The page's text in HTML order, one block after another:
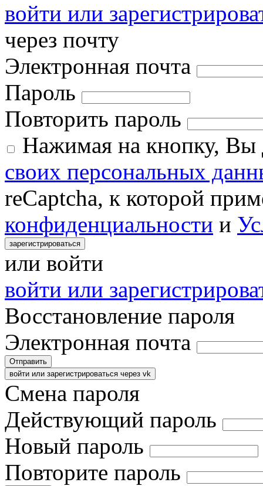
войти или
через почту
Электронная почта
Пароль
Повторить пароль
Нажимая на кнопку, Вы
своих персональных
reCaptcha, к которой
конфиденциальности и
зарегистрироваться
или войти
войти или
Восстановление пароля
Электронная почта
Отправить
войти или зарегистрироваться через vk
Смена пароля
Действующий пароль
Новый пароль
Повторите пароль